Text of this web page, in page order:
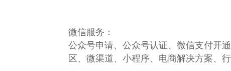
微信服务：
公众号申请、公众号认证、微信支付开
区、微渠道、小程序、电商解决方案、